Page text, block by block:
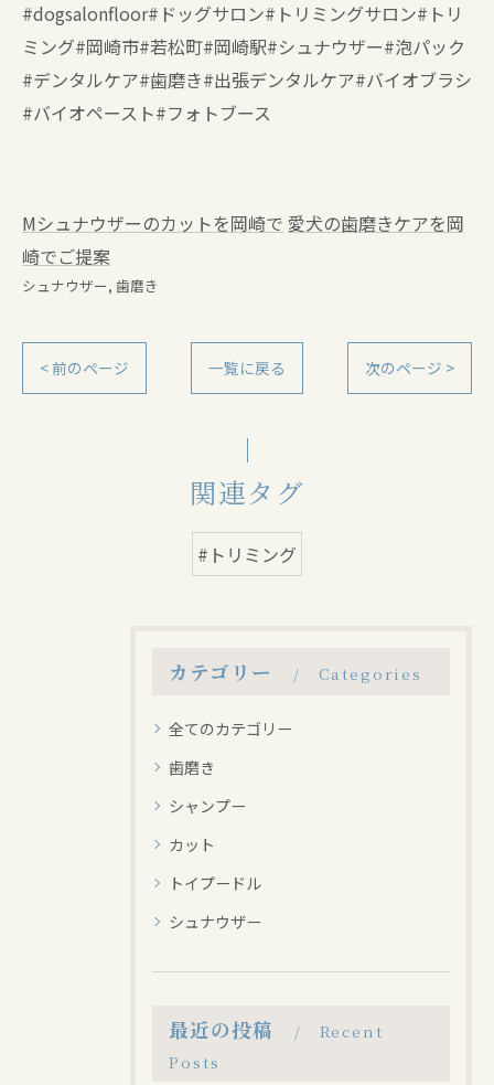
#dogsalonfloor#ドッグサロン#トリミングサロン#トリ
ミング#岡崎市#若松町#岡崎駅#シュナウザー#泡パック
#デンタルケア#歯磨き#出張デンタルケア#バイオブラシ
#バイオペースト#フォトブース
Mシュナウザーのカットを岡崎で 愛犬の歯磨きケアを岡
崎でご提案
シュナウザー 歯磨き
< 前のページ 一覧に戻る 次のページ >
関連タグ
#トリミング
カテゴリー Categories
全てのカテゴリー
歯磨き
シャンプー
カット
トイプードル
シュナウザー
最近の投稿
Recent
Posts